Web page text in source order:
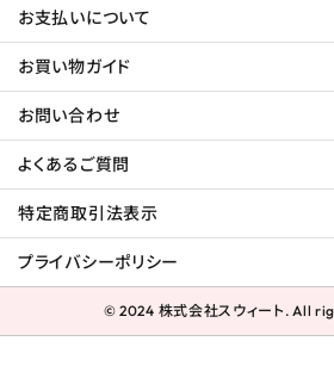
お支払いについて
お買い物ガイド
お問い合わせ
よくあるご質問
特定商取引法表示
プライバシーポリシー
© 2024 株式会社スウィート. All